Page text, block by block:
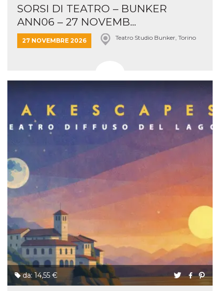
SORSI DI TEATRO – BUNKER
ANN06 – 27 NOVEMB...
27 NOVEMBRE 2026 Teatro Studio Bunker, Torino
da: 14,55 €